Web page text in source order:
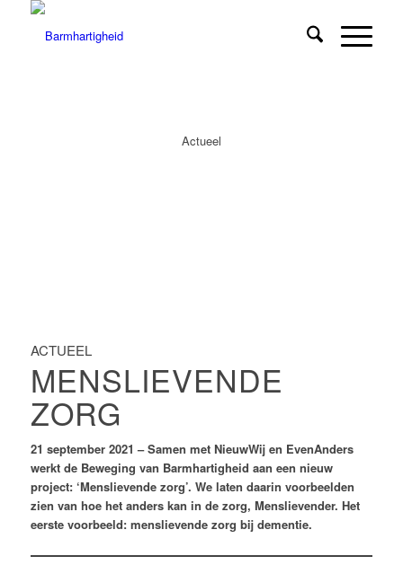
Actueel
ACTUEEL
MENSLIEVENDE
ZORG
21 september 2021 – Samen met NieuwWij en EvenAnders
werkt de Beweging van Barmhartigheid aan een nieuw
project: ‘Menslievende zorg’. We laten daarin voorbeelden
zien van hoe het anders kan in de zorg, Menslievender. Het
eerste voorbeeld: menslievende zorg bij dementie.